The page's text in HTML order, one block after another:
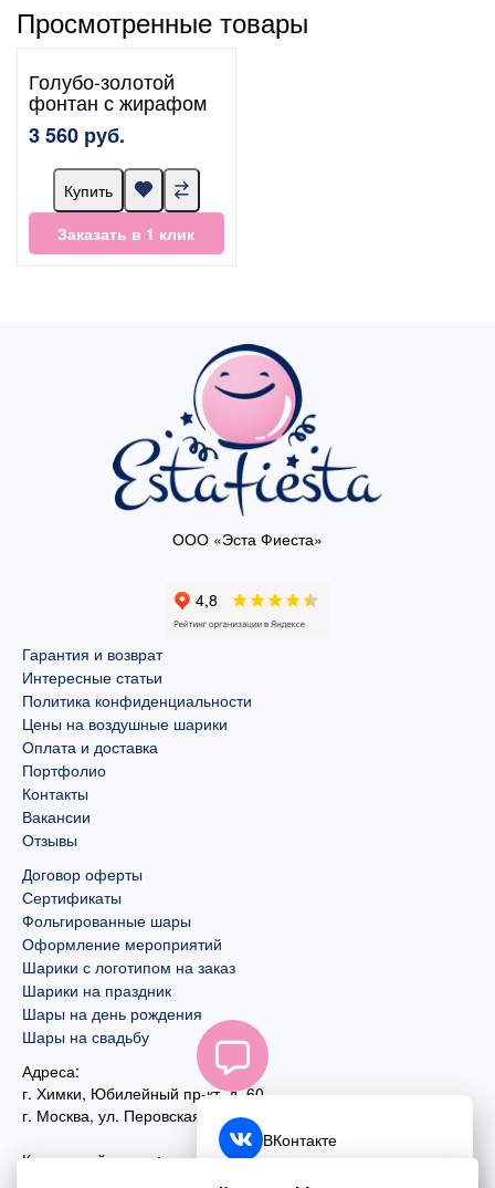
Просмотренные товары
Голубо-золотой
фонтан с жирафом
3 560 руб.
Купить
Заказать в 1 клик
ООО «Эста Фиеста»
Гарантия и возврат
Интересные статьи
Политика конфиденциальности
Цены на воздушные шарики
Оплата и доставка
Портфолио
Контакты
Вакансии
Отзывы
Договор оферты
Сертификаты
Фольгированные шары
Оформление мероприятий
Шарики с логотипом на заказ
Шарики на праздник
Шары на день рождения
Шары на свадьбу
Адреса:
г. Химки, Юбилейный пр-кт, д. 60
г. Москва, ул. Перовская, д. 59
Контактный номер:
ВКонтакте
Telegram